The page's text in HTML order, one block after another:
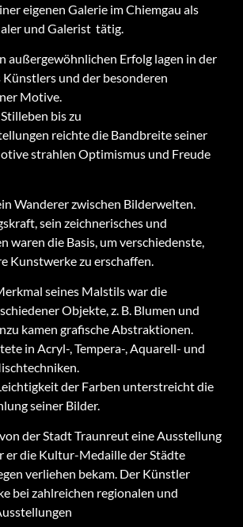
eigenen Galerie im Chiemgau als
und Galerist tätig.
außergewöhnlichen Erfolg lagen in der
und der besonderen
Motive.
bis zu
reichte die Bandbreite seiner
strahlen Optimismus und Freude
Wanderer zwischen Bilderwelten.
sein zeichnerisches und
waren die Basis, um verschiedenste,
Kunstwerke zu erschaffen.
seines Malstils war die
Objekte, z. B. Blumen und
kamen grafische Abstraktionen.
in Acryl-, Tempera-, Aquarell- und
der Farben unterstreicht die
seiner Bilder.
der Stadt Traunreut eine Ausstellung
er die Kultur-Medaille der Städte
verliehen bekam. Der Künstler
bei zahlreichen regionalen und